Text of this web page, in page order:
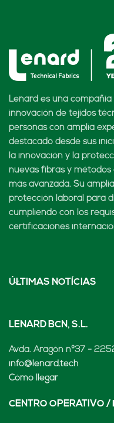
Lenard es una
innovación de tejidos
personas con amplia
destacado desde sus
la innovación y la
nuevas fibras y
más avanzada. Su
protección laboral para
cumpliendo con los
certificaciones
ÚLTIMAS NOTÍCIAS
LENARD BCN, S.L.
Avda. Aragón nº37 -
info@lenard.tech
Cómo llegar
CENTRO OPERATIVO